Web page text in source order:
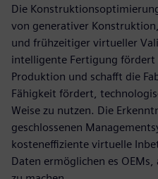
Die
von generativer
und frühzeitiger virtueller
intelligente Fertigung fördert
Produktion und schafft die
Fähigkeit fördert,
Weise zu nutzen. Die
geschlossenen
kosteneffiziente virtuelle
Daten ermöglichen es